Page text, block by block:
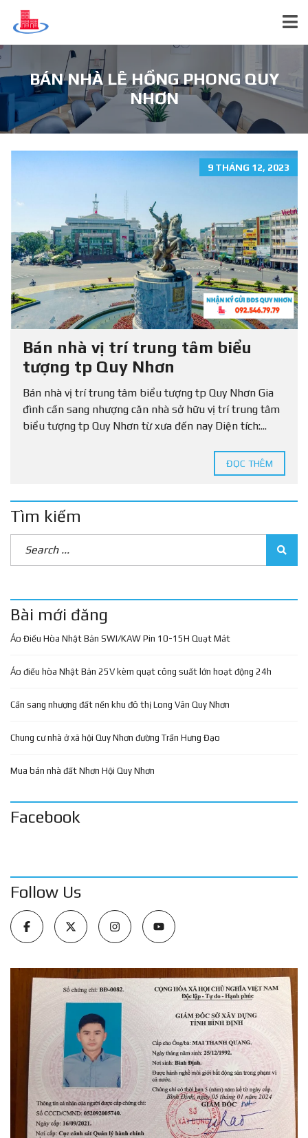
BÁN NHÀ LÊ HỒNG PHONG QUY
NHƠN
9 THÁNG 12, 2023
Bán nhà vị trí trung tâm biểu
tượng tp Quy Nhơn
Bán nhà vị trí trung tâm biểu tượng tp Quy Nhơn Gia
đình cần sang nhượng căn nhà sở hữu vị trí trung tâm
biểu tượng tp Quy Nhơn từ xưa đến nay Diện tích:...
ĐỌC THÊM
Tìm kiếm
Bài mới đăng
Áo Điều Hòa Nhật Bản SWI/KAW Pin 10-15H Quạt Mát
Áo điều hòa Nhật Bản 25V kèm quạt công suất lớn hoạt động 24h
Cần sang nhượng đất nền khu đô thị Long Vân Quy Nhơn
Chung cư nhà ở xã hội Quy Nhơn đường Trần Hưng Đạo
Mua bán nhà đất Nhơn Hội Quy Nhơn
Facebook
Follow Us